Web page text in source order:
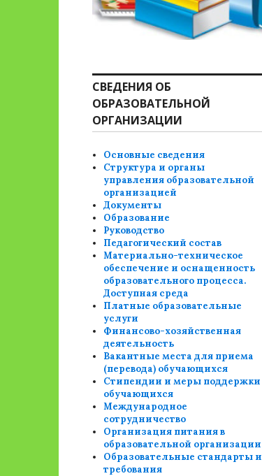
СВЕДЕНИЯ ОБ
ОБРАЗОВАТЕЛЬНОЙ
ОРГАНИЗАЦИИ
Основные сведения
Структура и органы
управления образовательной
организацией
Документы
Образование
Руководство
Педагогический состав
Материально-техническое
обеспечение и оснащенность
образовательного процесса.
Доступная среда
Платные образовательные
услуги
Финансово-хозяйственная
деятельность
Вакантные места для приема
(перевода) обучающихся
Стипендии и меры поддержки
обучающихся
Международное
сотрудничество
Организация питания в
образовательной организации
Образовательные стандарты и
требования